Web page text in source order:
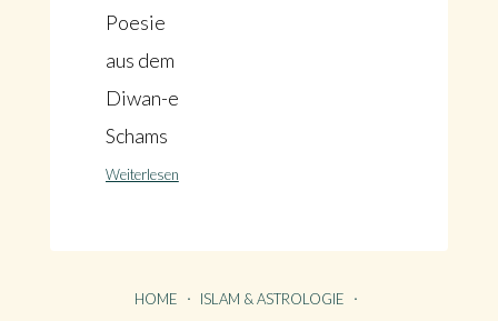
Poesie
aus dem
Diwan-e
Schams
Weiterlesen
HOME
ISLAM & ASTROLOGIE